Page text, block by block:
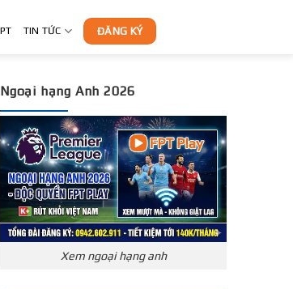
TIN TỨC ĐĂNG KÝ
Ngoại hạng Anh 2026
Xem ngoại hạng anh